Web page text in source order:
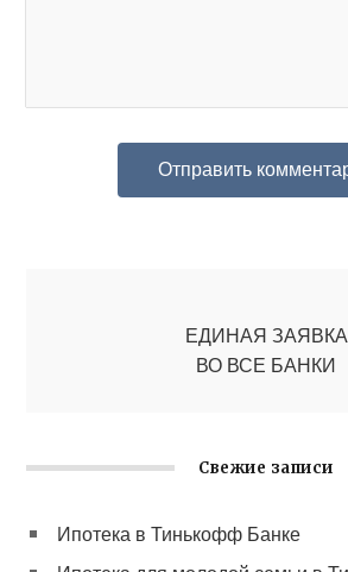
ЕДИНАЯ ЗАЯВКА
ВО ВСЕ БАНКИ
Свежие записи
Ипотека в Тинькофф Банке